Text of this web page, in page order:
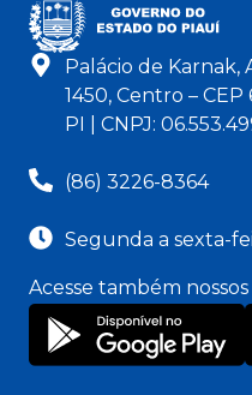
Palácio de Karnak,
1450, Centro –
PI | CNPJ:
(86) 3226-8364
Segunda a sexta-
Acesse também